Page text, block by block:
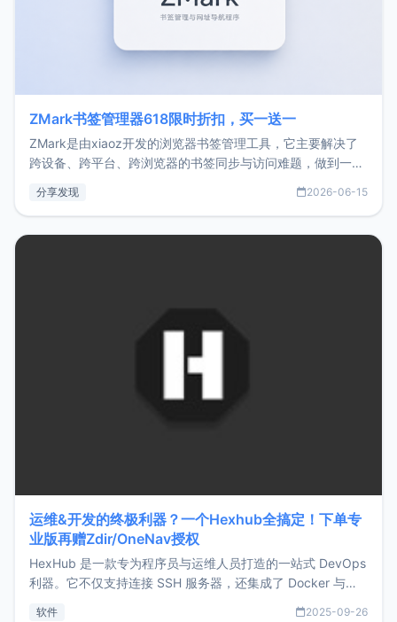
ZMark书签管理器618限时折扣，买一送一
ZMark是由xiaoz开发的浏览器书签管理工具，它主要解决了
跨设备、跨平台、跨浏览器的书签同步与访问难题，做到一处
用，让管理更高效。ZMark官网地址：
分享发现 2026-06-15
运维&开发的终极利器？一个Hexhub全搞定！下单专
业版再赠Zdir/OneNav授权
HexHub 是一款专为程序员与运维人员打造的一站式 DevOps
利器。它不仅支持连接 SSH 服务器，还集成了 Docker 与常
软件 2025-09-26